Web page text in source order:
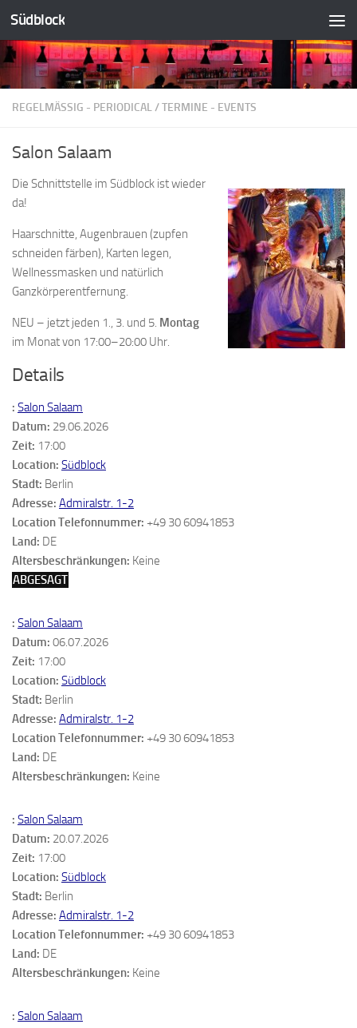
Zum Inhalt springen
Südblock
REGELMÄSSIG - PERIODICAL /TERMINE - EVENTS
Salon Salaam
Die Schnittstelle im Südblock ist wieder
da!
Haarschnitte, Augenbrauen (zupfen
schneiden färben), Karten legen,
Wellnessmasken und natürlich
Ganzkörperentfernung.
NEU – jetzt jeden 1., 3. und 5. Montag
im Monat von 17:00–20:00 Uhr.
Details
: Salon Salaam
Datum: 29.06.2026
Zeit: 17:00
Location: Südblock
Stadt: Berlin
Adresse: Admiralstr. 1-2
Location Telefonnummer: +49 30 60941853
Land: DE
Altersbeschränkungen: Keine
ABGESAGT
: Salon Salaam
Datum: 06.07.2026
Zeit: 17:00
Location: Südblock
Stadt: Berlin
Adresse: Admiralstr. 1-2
Location Telefonnummer: +49 30 60941853
Land: DE
Altersbeschränkungen: Keine
: Salon Salaam
Datum: 20.07.2026
Zeit: 17:00
Location: Südblock
Stadt: Berlin
Adresse: Admiralstr. 1-2
Location Telefonnummer: +49 30 60941853
Land: DE
Altersbeschränkungen: Keine
: Salon Salaam